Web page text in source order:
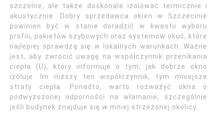
szczelne, ale także doskonale izolować termicznie i
akustycznie. Dobry sprzedawca okien w Szczecinie
powinien być w stanie doradzić w kwestii wyboru
profili, pakietów szybowych oraz systemów okuć, które
najlepiej sprawdzą się w lokalnych warunkach. Ważne
jest, aby zwrócić uwagę na współczynnik przenikania
ciepła (U), który informuje o tym, jak dobrze okno
izoluje. Im niższy ten współczynnik, tym mniejsze
straty ciepła. Ponadto, warto rozważyć okna o
podwyższonej odporności na włamanie, szczególnie
jeśli budynek znajduje się w mniej strzeżonej okolicy.